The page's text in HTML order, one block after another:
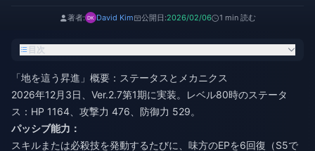
著者: David Kim 公開日:2026/02/06 1 min 読む
目次
「地を這う昇進」概要：ステータスとメカニクス
2026年12月3日、Ver.2.7第1期に実装。レベル80時のステータ
ス：HP 1164、攻撃力 476、防御力 529。
パッシブ能力：
スキルまたは必殺技を発動するたびに、味方のEPを6回復（S5で